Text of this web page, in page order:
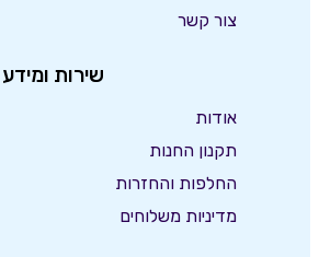
צור קשר
שירות ומידע
אודות
תקנון החנות
החלפות והחזרות
מדיניות משלוחים